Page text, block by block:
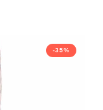
-35%